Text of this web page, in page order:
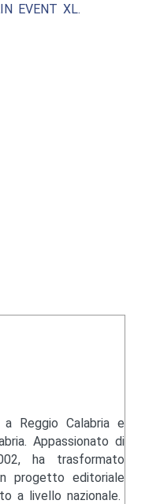
EVENT XL.
Reggio Calabria e
Appassionato di
ha trasformato
progetto editoriale
a livello nazionale.